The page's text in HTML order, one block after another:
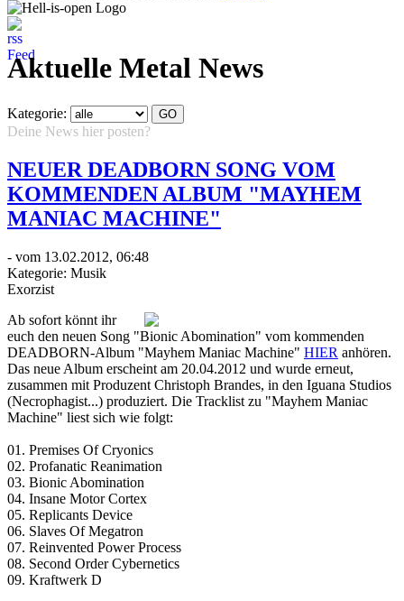
Aktuelle Metal News
Kategorie:
Deine News hier posten?
NEUER DEADBORN SONG VOM
KOMMENDEN ALBUM "MAYHEM
MANIAC MACHINE"
- vom 13.02.2012, 06:48
Kategorie: Musik
Exorzist
Ab sofort könnt ihr
euch den neuen Song "Bionic Abomination" vom kommenden
DEADBORN-Album "Mayhem Maniac Machine" HIER anhören.
Das neue Album erscheint am 20.04.2012 und wurde erneut,
zusammen mit Produzent Christoph Brandes, in den Iguana Studios
(Necrophagist...) produziert. Die Tracklist zu "Mayhem Maniac
Machine" liest sich wie folgt:
01. Premises Of Cryonics
02. Profanatic Reanimation
03. Bionic Abomination
04. Insane Motor Cortex
05. Replicants Device
06. Slaves Of Megatron
07. Reinvented Power Process
08. Second Order Cybernetics
09. Kraftwerk D